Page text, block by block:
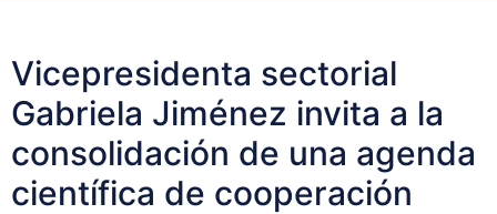
Vicepresidenta sectorial
Gabriela Jiménez invita a la
consolidación de una agenda
científica de cooperación